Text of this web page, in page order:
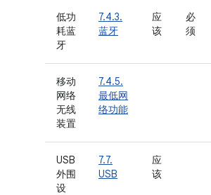
低功
耗蓝
牙
7.4.3.
蓝牙
应
该
必
须
移动
网络
无线
装置
7.4.5.
最低网
络功能
USB
外围
设
7.7.
USB
应
该